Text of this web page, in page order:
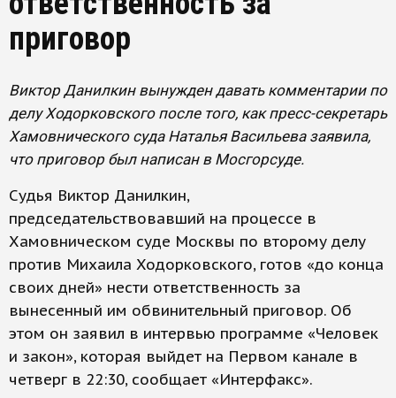
приговор
Виктор Данилкин вынужден давать комментарии по
делу Ходорковского после того, как пресс-секретарь
Хамовнического суда Наталья Васильева заявила,
что приговор был написан в Мосгорсуде.
Судья Виктор Данилкин,
председательствовавший на процессе в
Хамовническом суде Москвы по второму делу
против Михаила Ходорковского, готов «до конца
своих дней» нести ответственность за
вынесенный им обвинительный приговор. Об
этом он заявил в интервью программе «Человек
и закон», которая выйдет на Первом канале в
четверг в 22:30, сообщает «Интерфакс».